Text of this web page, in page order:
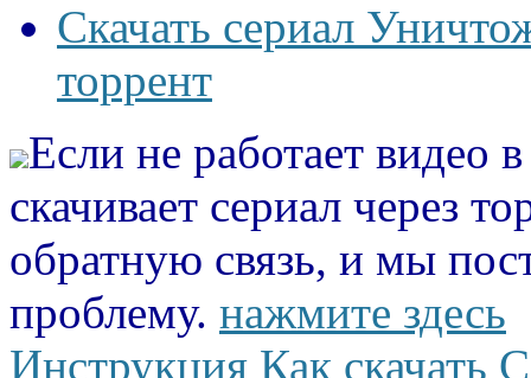
Скачать сериал
торрент
Если не работает видео
скачивает сериал через
обратную связь, и мы
проблему. нажмите здесь
Инструкция Как скачать